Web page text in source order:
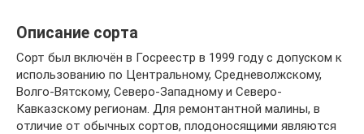
Описание сорта
Сорт был включён в Госреестр в 1999 году с допуском к
использованию по Центральному, Средневолжскому,
Волго-Вятскому, Северо-Западному и Северо-
Кавказскому регионам. Для ремонтантной малины, в
отличие от обычных сортов, плодоносящими являются